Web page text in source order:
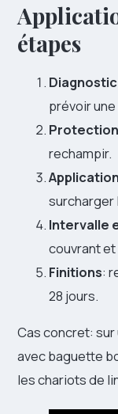
étapes
prévoir une
rechampir.
surcharger
Intervalle
couvrant
Finitions:
28 jours.
Cas concret: sur
avec baguette
les chariots de